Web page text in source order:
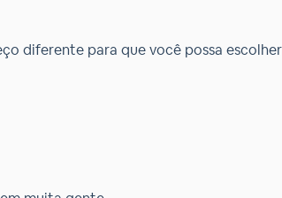
diferente para que você possa